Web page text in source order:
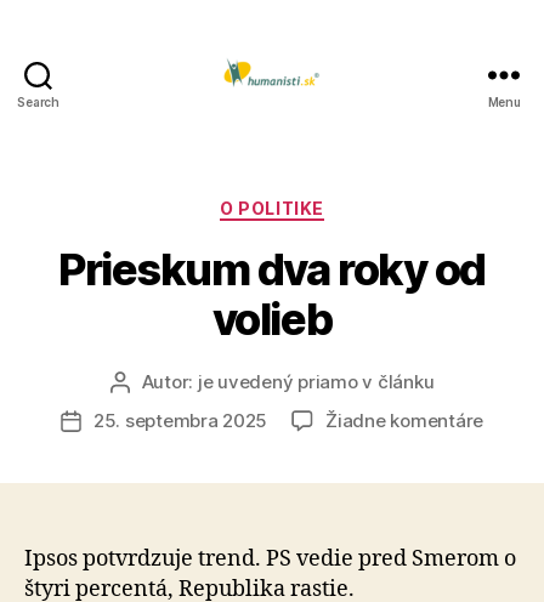
Search Menu
Kategórie
O POLITIKE
Prieskum dva roky od
volieb
AutorAutor: je uvedený priamo v článku
Dátum
25. septembra 2025 Žiadne komentárena
volieb
Ipsos potvrdzuje trend. PS vedie pred Smerom o
štyri percentá, Republika rastie.